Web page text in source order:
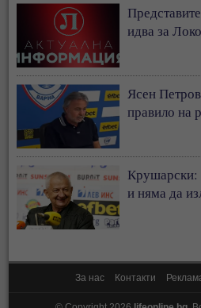
идва за
Ясен
правило на
Крушарски:
и няма да
За нас Контакти